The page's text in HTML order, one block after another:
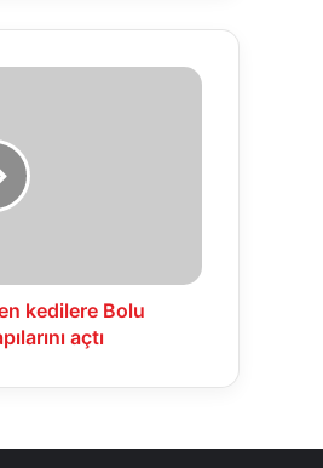
kedilere Bolu
açtı